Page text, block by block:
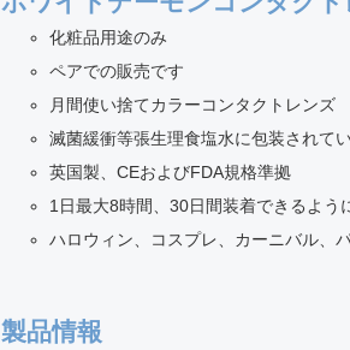
化粧品用途のみ
ペアでの販売です
月間使い捨てカラーコンタクトレンズ
滅菌緩衝等張生理食塩水に包装されて
英国製、CEおよびFDA規格準拠
1日最大8時間、30日間装着できるよ
ハロウィン、コスプレ、カーニバル、
製品情報